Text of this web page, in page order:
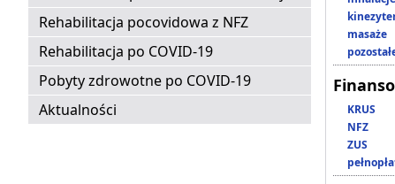
Rehabilitacja pocovidowa z NFZ
Rehabilitacja po COVID-19
Pobyty zdrowotne po COVID-19
Aktualności
masaże
KRUS
NFZ
ZUS